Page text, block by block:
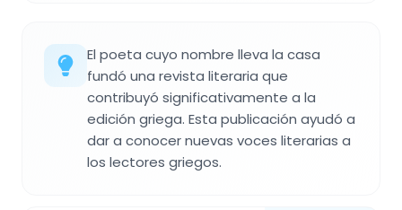
El poeta cuyo nombre lleva la casa
fundó una revista literaria que
contribuyó significativamente a la
edición griega. Esta publicación ayudó a
dar a conocer nuevas voces literarias a
los lectores griegos.